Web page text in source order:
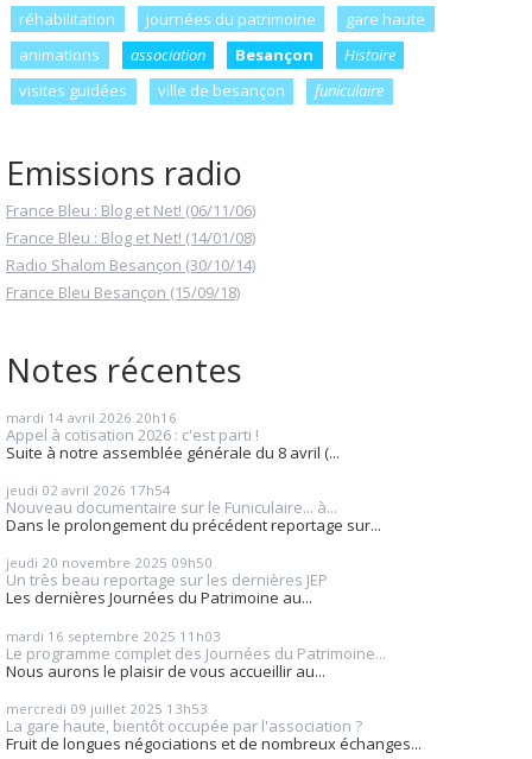
réhabilitation journées du patrimoine
gare haute
animations
association Besançon
Histoire
visites guidées
ville de besançon funiculaire
Emissions radio
France Bleu : Blog et Net! (06/11/06)
France Bleu : Blog et Net! (14/01/08)
Radio Shalom Besançon (30/10/14)
France Bleu Besançon (15/09/18)
Notes récentes
mardi 14 avril 2026 20h16
Appel à cotisation 2026 : c'est parti !
Suite à notre assemblée générale du 8 avril (...
jeudi 02 avril 2026 17h54
Nouveau documentaire sur le Funiculaire... à...
Dans le prolongement du précédent reportage sur...
jeudi 20 novembre 2025 09h50
Un très beau reportage sur les dernières JEP
Les dernières Journées du Patrimoine au...
mardi 16 septembre 2025 11h03
Le programme complet des Journées du Patrimoine...
Nous aurons le plaisir de vous accueillir au...
mercredi 09 juillet 2025 13h53
La gare haute, bientôt occupée par l'association ?
Fruit de longues négociations et de nombreux échanges...